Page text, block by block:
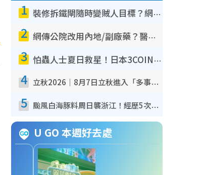
1 裝修拆鐵閘隨時變賊人目標？網民揭2大關鍵用途：裝新式等於白裝？附新舊鐵閘分別
2 網傳公院改用內地/副廠藥？醫生拆解正副廠分別 揭4類人換藥隨時出事
3 怕蟲人士夏日救星！日本3COINS爆紅驅蟲神器$45起 1招「全程免觸碰」輕鬆搞定小強
4 立秋2026｜8月7日立秋進入「多事之秋」 3件事唔做得！專家教6招開運 清枱頭／銀包納氣接好運
5 颱風白海豚料周日襲浙江！經歷5次「眼牆置換」極罕見 成登陸內地最長途颱風
U GO 本週好去處